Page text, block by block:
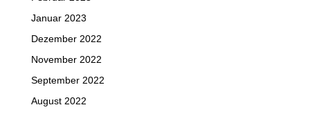
Januar 2023
Dezember 2022
November 2022
September 2022
August 2022